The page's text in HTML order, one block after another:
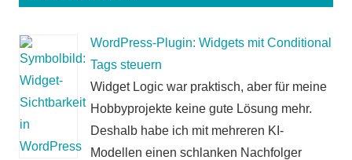
WordPress-Plugin: Widgets mit Conditional
Tags steuern
Widget Logic war praktisch, aber für meine
Hobbyprojekte keine gute Lösung mehr.
Deshalb habe ich mit mehreren KI-
Modellen einen schlanken Nachfolger